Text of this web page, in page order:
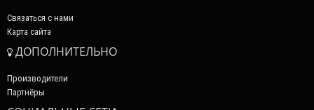
Связаться с нами
Карта сайта
ДОПОЛНИТЕЛЬНО
Производители
Партнёры